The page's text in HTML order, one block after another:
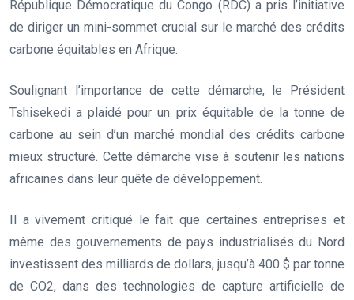
République Démocratique du Congo (RDC) a pris l’initiative
de diriger un mini-sommet crucial sur le marché des crédits
carbone équitables en Afrique.
Soulignant l’importance de cette démarche, le Président
Tshisekedi a plaidé pour un prix équitable de la tonne de
carbone au sein d’un marché mondial des crédits carbone
mieux structuré. Cette démarche vise à soutenir les nations
africaines dans leur quête de développement.
Il a vivement critiqué le fait que certaines entreprises et
même des gouvernements de pays industrialisés du Nord
investissent des milliards de dollars, jusqu’à 400 $ par tonne
de CO2, dans des technologies de capture artificielle de